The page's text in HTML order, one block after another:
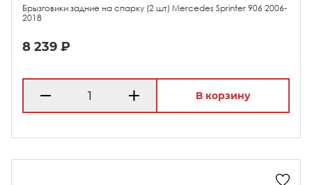
Брызговики задние на спарку (2 шт) Mercedes Sprinter 906 2006-
2018
8 239 ₽
В корзину